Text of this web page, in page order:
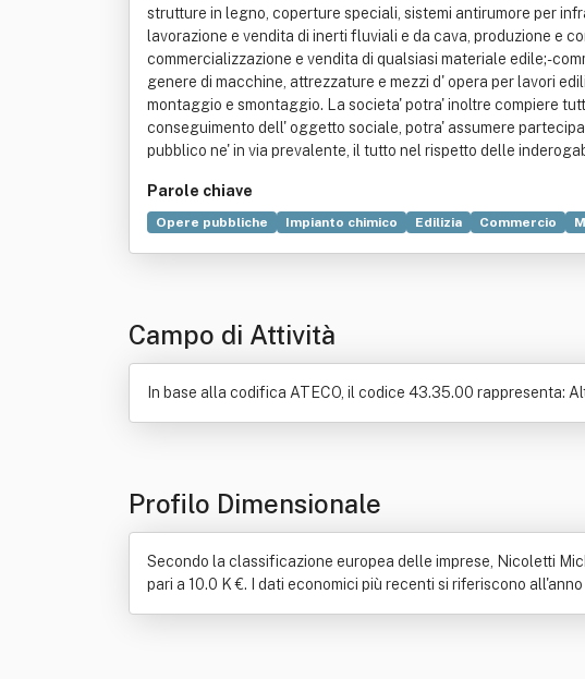
strutture in legno, coperture speciali, sistemi antirumore per
lavorazione e vendita di inerti fluviali e da cava, produzione e
commercializzazione e vendita di qualsiasi materiale edile;-
genere di macchine, attrezzature e mezzi d' opera per lavori
montaggio e smontaggio. La societa' potra' inoltre compiere
conseguimento dell' oggetto sociale, potra' assumere
pubblico ne' in via prevalente, il tutto nel rispetto delle
Parole chiave
Opere pubbliche Impianto chimico Edilizia Commercio
Campo di Attività
In base alla codifica ATECO, il codice 43.35.00 rappresenta:
Profilo Dimensionale
Secondo la classificazione europea delle imprese, Nicoletti
pari a 10.0 K €. I dati economici più recenti si riferiscono